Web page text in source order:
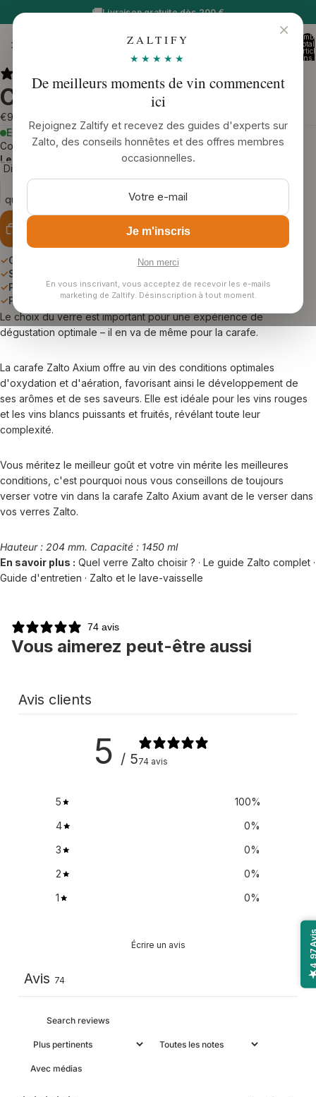
🚚Livraison gratuite dès 200 €
Zaltify
total
dans
Ouvrir
l’image
en
plein
écran
Ouvrir
l’image
en
plein
écran
Carafe Zalto Axium
€98,90
En stock- livraison estimée: jeudi 13 août
Commandez maintenant et nous expédions votre commande lundi
Les frais de livraison sont de 10 €
Diminuer
la
quantité
✓Garantie casse - dommages de transport couverts
✓Soufflé à la bouche et fait main en Autriche
✓Passe au lave-vaisselle
✓Plébiscité par les amateurs de vin et les sommeliers
Le choix du verre est important pour une expérience de
dégustation optimale – il en va de même pour la carafe.
La carafe Zalto Axium offre au vin des conditions optimales
d'oxydation et d'aération, favorisant ainsi le développement de
ses arômes et de ses saveurs. Elle est idéale pour les vins rouges
et les vins blancs puissants et fruités, révélant toute leur
complexité.
Vous méritez le meilleur goût et votre vin mérite les meilleures
conditions, c'est pourquoi nous vous conseillons de toujours
verser votre vin dans la carafe Zalto Axium avant de le verser dans
vos verres Zalto.
Hauteur : 204 mm. Capacité : 1450 ml
En savoir plus : Quel verre Zalto choisir ? · Le guide Zalto complet ·
Guide d'entretien · Zalto et le lave-vaisselle
74 avis
Vous aimerez peut-être aussi
Avis clients
5 / 574 avis
5 100%
4
0%
3
0%
2
0%
1
0%
Écrire un avis
Avis 74
Avec médias
×
ZALTIFY
★★★★★
De meilleurs moments de vin commencent
ici
Rejoignez Zaltify et recevez des guides d'experts sur
Zalto, des conseils honnêtes et des offres membres
occasionnelles.
Je m'inscris
Non merci
En vous inscrivant, vous acceptez de recevoir les e-mails
marketing de Zaltify. Désinscription à tout moment.